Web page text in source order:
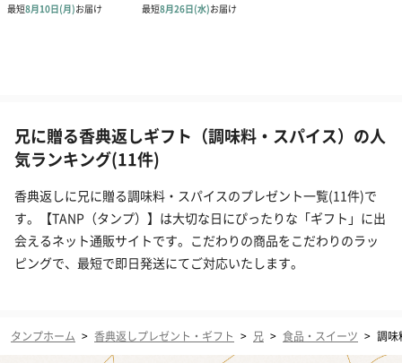
兄に贈る香典返しギフト（調味料・スパイス）の人
気ランキング(11件)
香典返しに兄に贈る調味料・スパイスのプレゼント一覧(11件)で
す。【TANP（タンプ）】は大切な日にぴったりな「ギフト」に出
会えるネット通販サイトです。こだわりの商品をこだわりのラッ
ピングで、最短で即日発送にてご対応いたします。
タンプホーム > 香典返しプレゼント・ギフト > 兄 > 食品・スイーツ > 調味